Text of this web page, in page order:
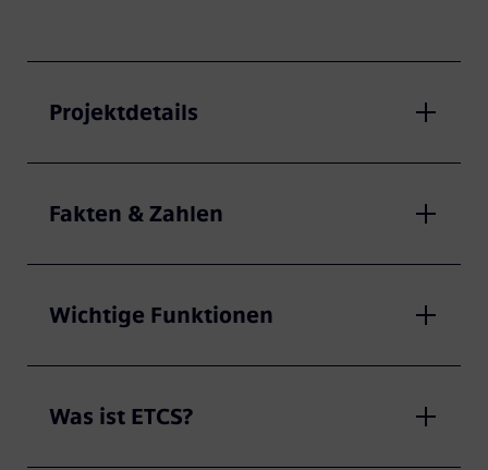
Projektdetails
Fakten & Zahlen
Wichtige Funktionen
Was ist ETCS?